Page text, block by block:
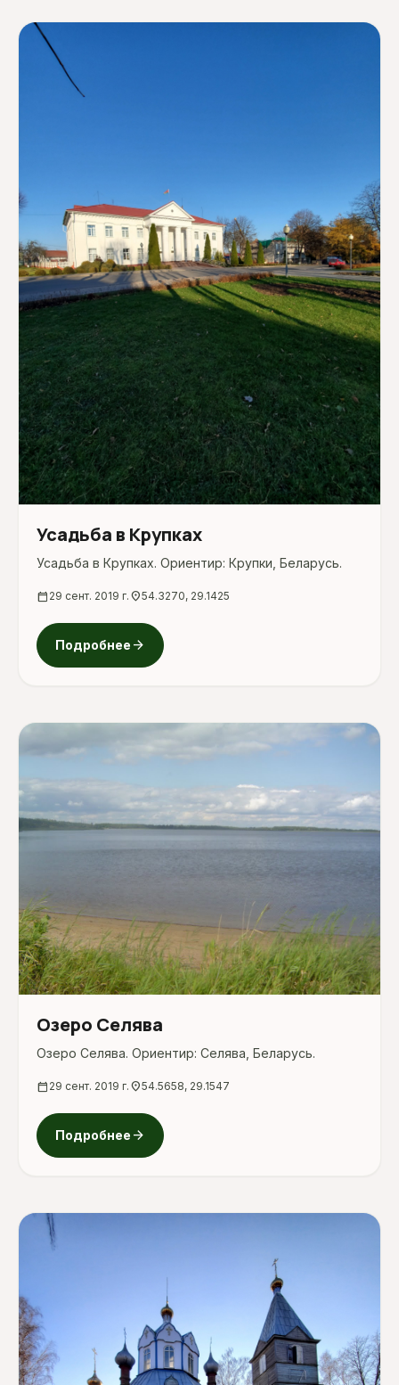
Усадьба в Крупках
Усадьба в Крупках. Ориентир: Крупки, Беларусь.
calendar_today 29 сент. 2019 г. location_on54.3270, 29.1425
Подробнее arrow_forward
Озеро Селява
Озеро Селява. Ориентир: Селява, Беларусь.
calendar_today 29 сент. 2019 г. location_on54.5658, 29.1547
Подробнее arrow_forward